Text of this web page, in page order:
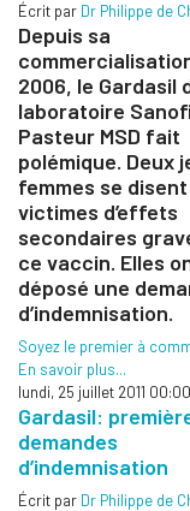
Écrit par Dr Philippe de
Depuis sa
2006, le Gardasil
laboratoire
Pasteur MSD fait
polémique. Deux
femmes se disent
victimes d’effets
secondaires
ce vaccin. Elles
déposé une
d’indemnisation.
Soyez le premier à
En savoir plus...
lundi, 25 juillet 2011 00:00
Gardasil:
demandes
d’indemnisation
Écrit par Dr Philippe de